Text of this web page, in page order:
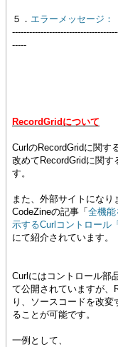
５． エラーメッセージ：
-----
RecordGridについて
CurlのRecordGridに関す
改めてRecordGridに関す
す。
また、外部サイトにな
CodeZineの記事「 全機能
示するCurlコントロール
にて紹介されています。
Curlにはコントロール部
て公開されていますが、
り、ソースコードを改変
ることが可能です。
一例として、